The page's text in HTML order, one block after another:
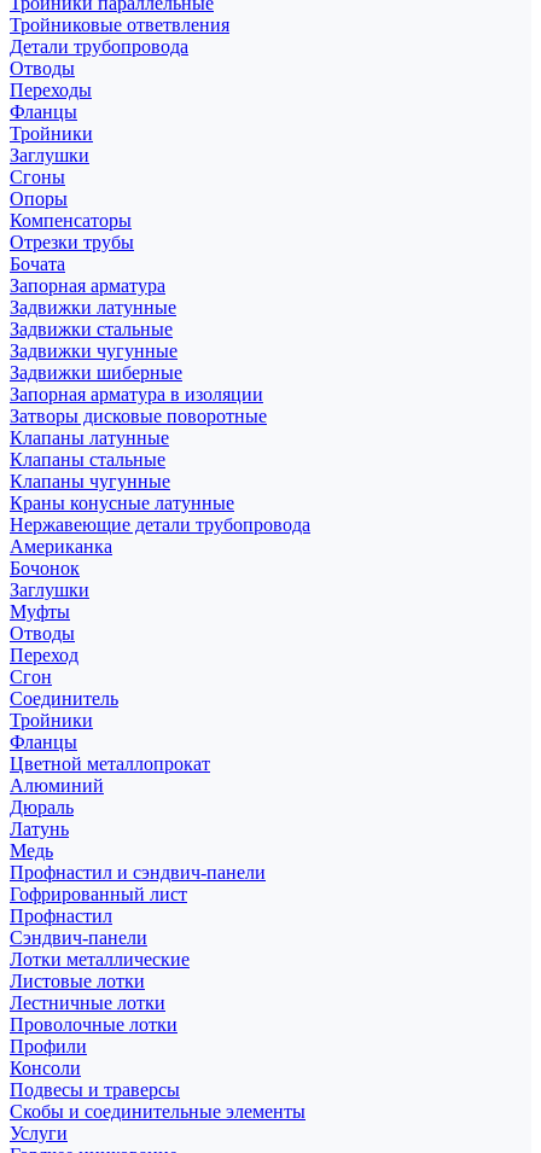
Тройниковые ответвления
Детали трубопровода
Отводы
Переходы
Фланцы
Тройники
Заглушки
Сгоны
Опоры
Компенсаторы
Отрезки трубы
Бочата
Запорная арматура
Задвижки латунные
Задвижки стальные
Задвижки чугунные
Задвижки шиберные
Запорная арматура в изоляции
Затворы дисковые поворотные
Клапаны латунные
Клапаны стальные
Клапаны чугунные
Краны конусные латунные
Нержавеющие детали трубопровода
Американка
Бочонок
Заглушки
Муфты
Отводы
Переход
Сгон
Соединитель
Тройники
Фланцы
Цветной металлопрокат
Алюминий
Дюраль
Латунь
Медь
Профнастил и сэндвич-панели
Гофрированный лист
Профнастил
Сэндвич-панели
Лотки металлические
Листовые лотки
Лестничные лотки
Проволочные лотки
Профили
Консоли
Подвесы и траверсы
Скобы и соединительные элементы
Услуги